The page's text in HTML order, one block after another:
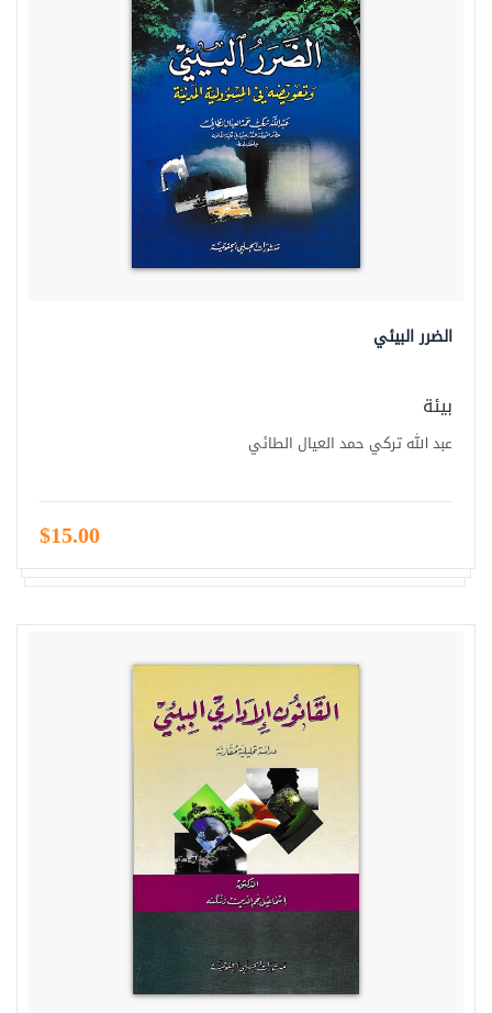
الضرر البيئي
بيئة
عبد الله تركي حمد العيال الطائي
$15.00